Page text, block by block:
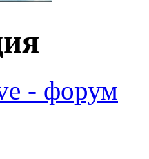
- форум